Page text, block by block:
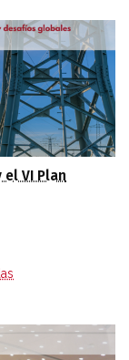
VI Plan